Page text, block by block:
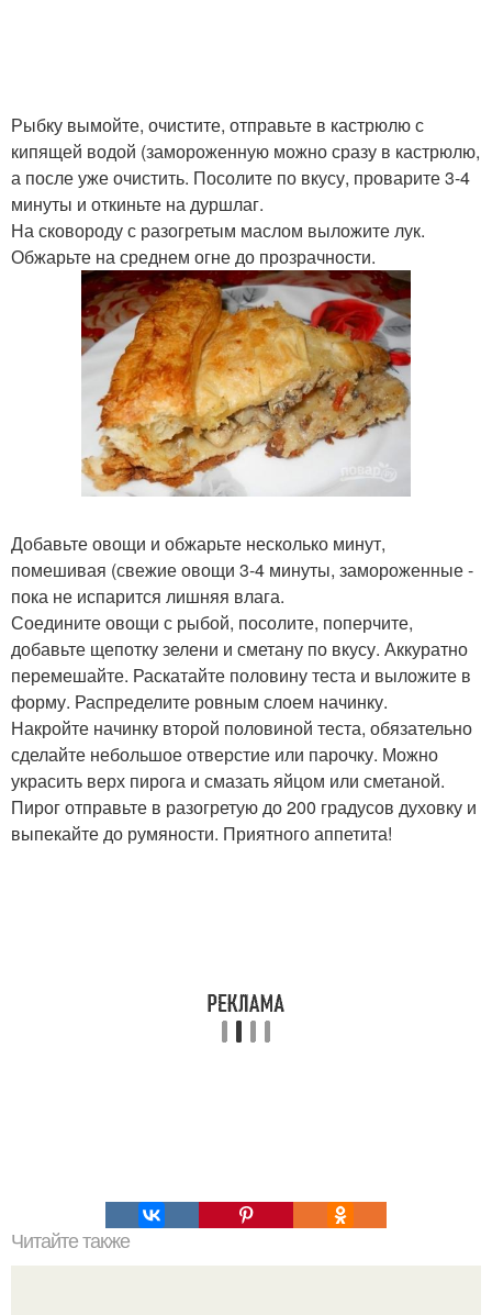
Рыбку вымойте, очистите, отправьте в кастрюлю с
кипящей водой (замороженную можно сразу в кастрюлю,
а после уже очистить. Посолите по вкусу, проварите 3-4
минуты и откиньте на дуршлаг.
На сковороду с разогретым маслом выложите лук.
Обжарьте на среднем огне до прозрачности.
Добавьте овощи и обжарьте несколько минут,
помешивая (свежие овощи 3-4 минуты, замороженные -
пока не испарится лишняя влага.
Соедините овощи с рыбой, посолите, поперчите,
добавьте щепотку зелени и сметану по вкусу. Аккуратно
перемешайте. Раскатайте половину теста и выложите в
форму. Распределите ровным слоем начинку.
Накройте начинку второй половиной теста, обязательно
сделайте небольшое отверстие или парочку. Можно
украсить верх пирога и смазать яйцом или сметаной.
Пирог отправьте в разогретую до 200 градусов духовку и
выпекайте до румяности. Приятного аппетита!
Читайте также